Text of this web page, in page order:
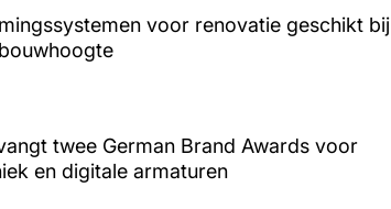
voor renovatie geschikt bij
twee German Brand Awards voor
en digitale armaturen